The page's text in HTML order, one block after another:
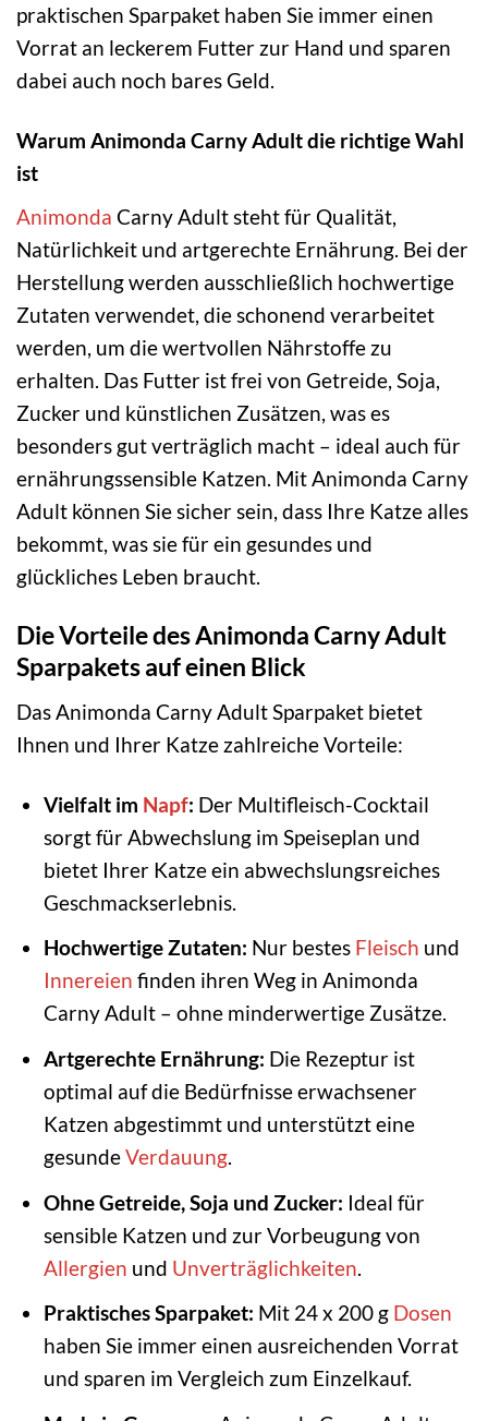
praktischen Sparpaket haben Sie immer einen
Vorrat an leckerem Futter zur Hand und sparen
dabei auch noch bares Geld.
Warum Animonda Carny Adult die richtige Wahl
ist
Animonda Carny Adult steht für Qualität,
Natürlichkeit und artgerechte Ernährung. Bei der
Herstellung werden ausschließlich hochwertige
Zutaten verwendet, die schonend verarbeitet
werden, um die wertvollen Nährstoffe zu
erhalten. Das Futter ist frei von Getreide, Soja,
Zucker und künstlichen Zusätzen, was es
besonders gut verträglich macht – ideal auch für
ernährungssensible Katzen. Mit Animonda Carny
Adult können Sie sicher sein, dass Ihre Katze alles
bekommt, was sie für ein gesundes und
glückliches Leben braucht.
Die Vorteile des Animonda Carny Adult
Sparpakets auf einen Blick
Das Animonda Carny Adult Sparpaket bietet
Ihnen und Ihrer Katze zahlreiche Vorteile:
Vielfalt im Napf: Der Multifleisch-Cocktail
sorgt für Abwechslung im Speiseplan und
bietet Ihrer Katze ein abwechslungsreiches
Geschmackserlebnis.
Hochwertige Zutaten: Nur bestes Fleisch und
Innereien finden ihren Weg in Animonda
Carny Adult – ohne minderwertige Zusätze.
Artgerechte Ernährung: Die Rezeptur ist
optimal auf die Bedürfnisse erwachsener
Katzen abgestimmt und unterstützt eine
gesundeVerdauung.
Ohne Getreide, Soja und Zucker: Ideal für
sensible Katzen und zur Vorbeugung von
Allergien und Unverträglichkeiten
Praktisches Sparpaket: Mit 24 x 200 g Dosen
haben Sie immer einen ausreichenden Vorrat
und sparen im Vergleich zum Einzelkauf.